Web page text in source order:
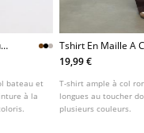
bateau et
à la
Tshirt En Maille A
19,99 €
T-shirt ample à col
longues au toucher
plusieurs couleurs.